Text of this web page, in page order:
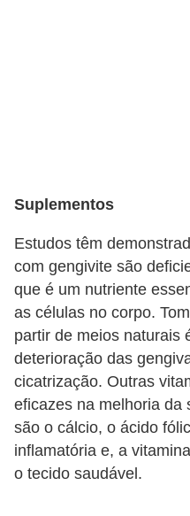
Suplementos
Estudos têm
com gengivite são
que é um nutriente
as células no corpo.
partir de meios naturais
deterioração das
cicatrização. Outras
eficazes na melhoria da
são o cálcio, o ácido
inflamatória e, a
o tecido saudável.
l
n
a
s
m
e
d
i
c